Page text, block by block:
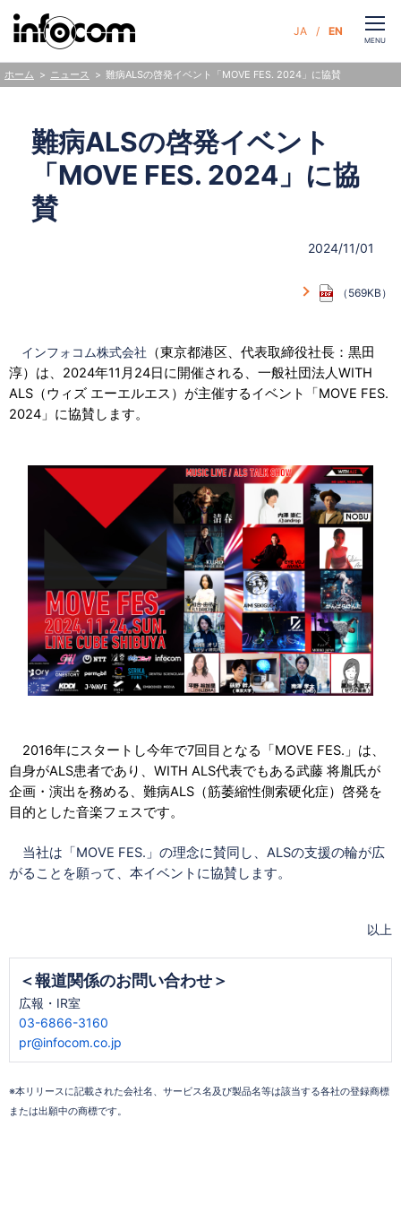
CLOSE
MENU
ニュース 難病ALSの啓発イベント「MOVE FES. 2024」に協賛
難病ALSの啓発イベント
「MOVE FES. 2024」に協
賛
2024/11/01
（569KB）
インフォコム株式会社 （東京都港区、代表取締役社長：黒田
淳）は、2024年11月24日に開催される、一般社団法人WITH
ALS（ウィズ エーエルエス）が主催するイベント「MOVE FES.
2024」に協賛します。
2016年にスタートし今年で7回目となる「MOVE FES.」は、
自身がALS患者であり、WITH ALS代表でもある武藤 将胤氏が
企画・演出を務める、難病ALS（筋萎縮性側索硬化症）啓発を
目的とした音楽フェスです。
当社は「MOVE FES.」の理念に賛同し、ALSの支援の輪が広
がることを願って、本イベントに協賛します。
以上
＜報道関係のお問い合わせ＞
広報・IR室
03-6866-3160
pr@infocom.co.jp
※本リリースに記載された会社名、サービス名及び製品名等は該当する各社の登録商標
または出願中の商標です。
JA EN
ホーム
サービス
企業情報
サステナビリティ